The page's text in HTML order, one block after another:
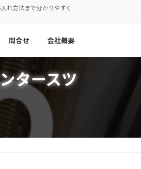
れ方法まで分かりやすく
問合せ 会社概要
タースツ